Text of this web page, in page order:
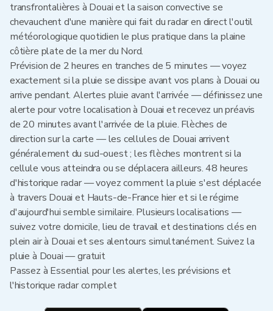
transfrontalières à Douai et la saison convective se
chevauchent d'une manière qui fait du radar en direct l'outil
météorologique quotidien le plus pratique dans la plaine
côtière plate de la mer du Nord.
Prévision de 2 heures en tranches de 5 minutes — voyez
exactement si la pluie se dissipe avant vos plans à Douai ou
arrive pendant. Alertes pluie avant l'arrivée — définissez une
alerte pour votre localisation à Douai et recevez un préavis
de 20 minutes avant l'arrivée de la pluie. Flèches de
direction sur la carte — les cellules de Douai arrivent
généralement du sud-ouest ; les flèches montrent si la
cellule vous atteindra ou se déplacera ailleurs. 48 heures
d'historique radar — voyez comment la pluie s'est déplacée
à travers Douai et Hauts-de-France hier et si le régime
d'aujourd'hui semble similaire. Plusieurs localisations —
suivez votre domicile, lieu de travail et destinations clés en
plein air à Douai et ses alentours simultanément. Suivez la
pluie à Douai — gratuit
Passez à Essential pour les alertes, les prévisions et
l'historique radar complet